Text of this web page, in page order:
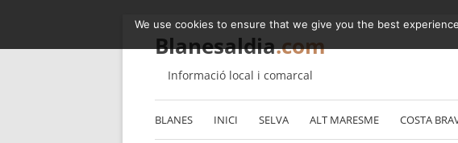
Blanesaldia.com
Informació local i comarcal
BLANES INICI SELVA ALT MARESME COSTA
We use cookies to ensure that we give you the best